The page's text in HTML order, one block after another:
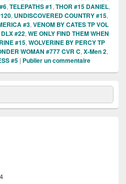
, TELEPATHS #1, THOR #15 DANIEL,
, UNDISCOVERED COUNTRY #15,
#3, VENOM BY CATES TP VOL
#22, WE ONLY FIND THEM WHEN
#15, WOLVERINE BY PERCY TP
WOMAN #777 CVR C, X-Men 2,
#5 | Publier un commentaire